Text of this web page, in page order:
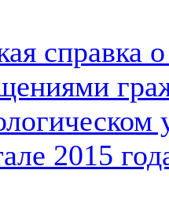
справка
2015